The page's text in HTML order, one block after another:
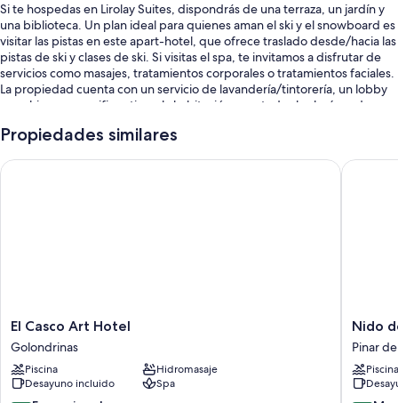
Si te hospedas en Lirolay Suites, dispondrás de una terraza, un jardín y
una biblioteca. Un plan ideal para quienes aman el ski y el snowboard es
visitar las pistas en este apart-hotel, que ofrece traslado desde/hacia las
pistas de ski y clases de ski. Si visitas el spa, te invitamos a disfrutar de
servicios como masajes, tratamientos corporales o tratamientos faciales.
La propiedad cuenta con un servicio de lavandería/tintorería, un lobby
con chimenea y wifi gratis en la habitación para todos los huéspedes.
También se incluyen los siguientes beneficios:
Una piscina al aire libre
Características de las habitaciones
Todas las habitaciones están amuebladas de manera individual y
cuentan con comodidades como chimeneas y ropa de cama de alta
Propiedades similares
El
Casco
Art
Hotel
Golondrinas
El Casco Art Hotel
Golondrinas
Piscina
Hidromasaje
Desayuno incluido
Spa
El Casco Art Hotel
Nido
del
Condor
Hotel
&
Nido
Pinar
Piscina
Nido